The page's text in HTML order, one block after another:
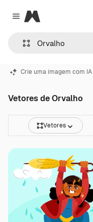
Close menu
Magnific
Crie uma imagem com IA
Vetores de Orvalho
Vetores